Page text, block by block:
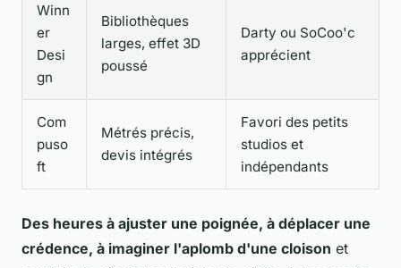
Winn
er
Desi
gn
Bibliothèques
larges, effet 3D
poussé
Darty ou SoCoo'c
apprécient
Com
puso
ft
Métrés précis,
devis intégrés
Favori des petits
studios et
indépendants
Des heures à ajuster une poignée, à déplacer une
crédence, à imaginer l'aplomb d'une cloison et